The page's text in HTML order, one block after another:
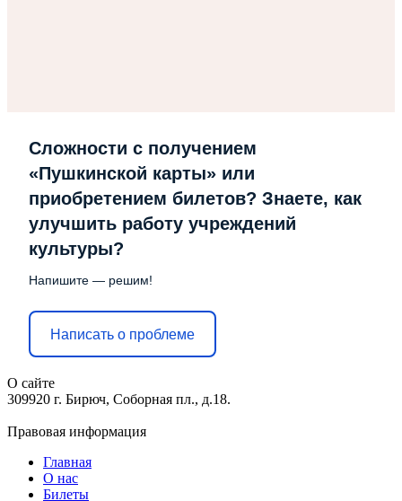
Сложности с получением
«Пушкинской карты» или
приобретением билетов? Знаете, как
улучшить работу учреждений
культуры?
Напишите — решим!
Написать о проблеме
О сайте
309920 г. Бирюч, Соборная пл., д.18.
Правовая информация
Главная
О нас
Билеты